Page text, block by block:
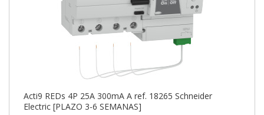
Acti9 REDs 4P 25A 300mA A ref. 18265 Schneider
Electric [PLAZO 3-6 SEMANAS]